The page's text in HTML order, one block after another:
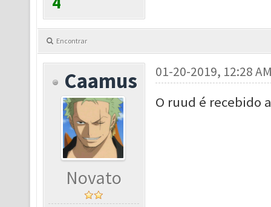
Encontrar
Caamus
Novato
01-20-2019, 12:28
O ruud é recebido